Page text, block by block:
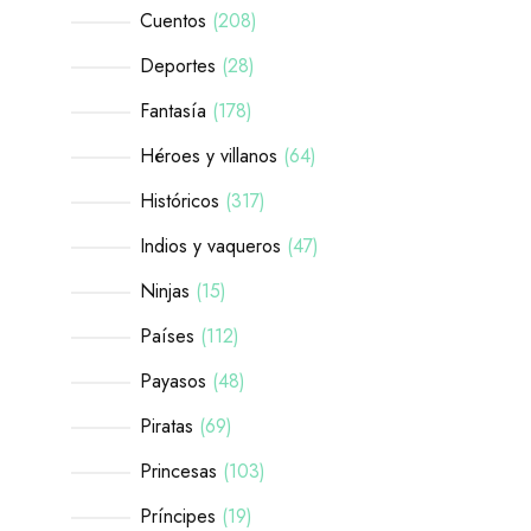
Cuentos 208
Deportes 28
Fantasía 178
Héroes y villanos 64
Históricos 317
Indios y vaqueros 47
Ninjas 15
Países 112
Payasos 48
Piratas 69
Princesas 103
Príncipes 19